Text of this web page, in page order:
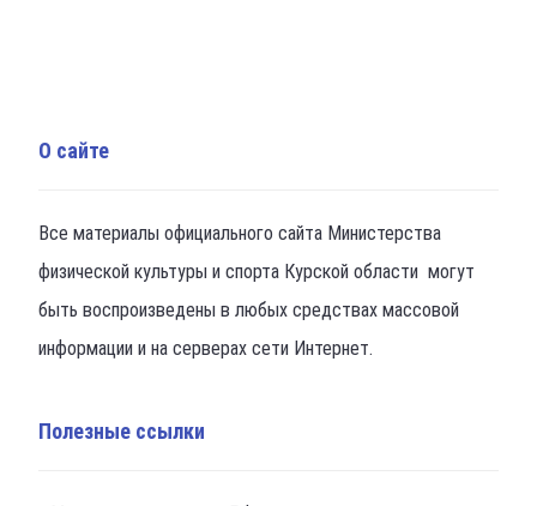
О сайте
Все материалы официального сайта Министерства
физической культуры и спорта Курской области могут
быть воспроизведены в любых средствах массовой
информации и на серверах сети Интернет.
Полезные ссылки